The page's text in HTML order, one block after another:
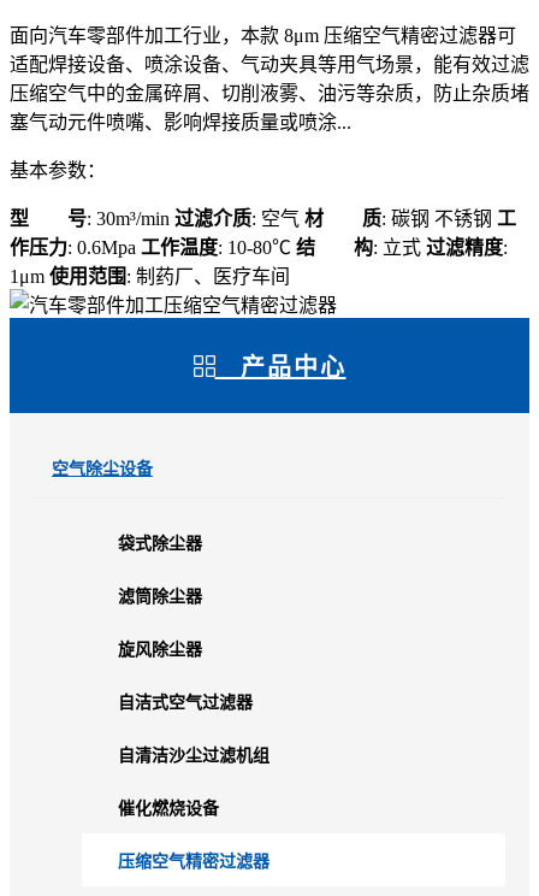
面向汽车零部件加工行业，本款 8μm 压缩空气精密过滤器可
适配焊接设备、喷涂设备、气动夹具等用气场景，能有效过滤
压缩空气中的金属碎屑、切削液雾、油污等杂质，防止杂质堵
塞气动元件喷嘴、影响焊接质量或喷涂...
基本参数：
型 号: 30m³/min 过滤介质: 空气 材 质: 碳钢 不锈钢 工
作压力: 0.6Mpa 工作温度: 10-80℃ 结 构: 立式 过滤精度:
1μm 使用范围: 制药厂、医疗车间
产品中心
空气除尘设备
袋式除尘器
滤筒除尘器
旋风除尘器
自洁式空气过滤器
自清洁沙尘过滤机组
催化燃烧设备
压缩空气精密过滤器